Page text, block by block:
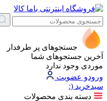
جستجوهای پر طرفدار
آخرین جستجوهای شما
موردی وجود ندارد
ورودو عضویت
سبد‌خرید (:
دسته بندی محصولات